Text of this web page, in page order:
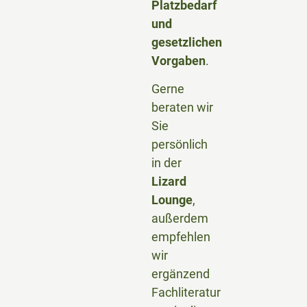
Platzbedarf
und
gesetzlichen
Vorgaben.
Gerne
beraten wir
Sie
persönlich
in der
Lizard
Lounge,
außerdem
empfehlen
wir
ergänzend
Fachliteratur